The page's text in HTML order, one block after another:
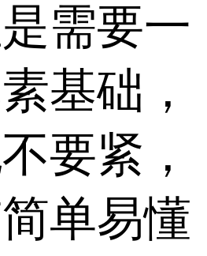
需要一
基础，
要紧，
单易懂